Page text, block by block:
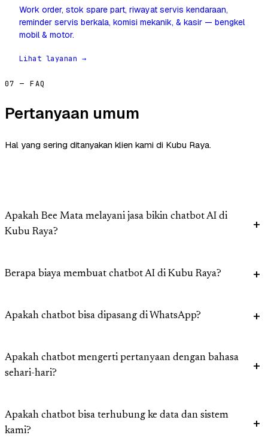
Work order, stok spare part, riwayat servis kendaraan,
reminder servis berkala, komisi mekanik, & kasir — bengkel
mobil & motor.
Lihat layanan →
07 — FAQ
Pertanyaan umum
Hal yang sering ditanyakan klien kami di Kubu Raya.
Apakah Bee Mata melayani jasa bikin chatbot AI di
Kubu Raya?
Berapa biaya membuat chatbot AI di Kubu Raya?
Apakah chatbot bisa dipasang di WhatsApp?
Apakah chatbot mengerti pertanyaan dengan bahasa
sehari-hari?
Apakah chatbot bisa terhubung ke data dan sistem
kami?